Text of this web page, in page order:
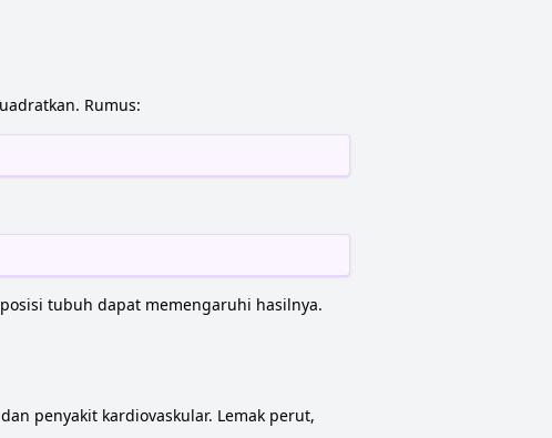
Rumus:
tubuh dapat memengaruhi hasilnya.
penyakit kardiovaskular. Lemak perut,